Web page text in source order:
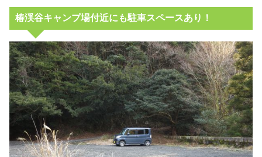
椿渓谷キャンプ場付近にも駐車スペースあり！